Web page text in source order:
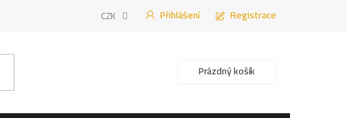
CZK Přihlášení Registrace
Nákupní košík
Prázdný košík